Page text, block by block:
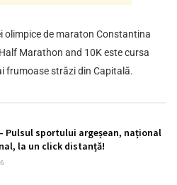
olimpice de maraton Constantina
Marathon and 10K este cursa
frumoase străzi din Capitală.
Pulsul sportului argeșean, național
la un click distanță!